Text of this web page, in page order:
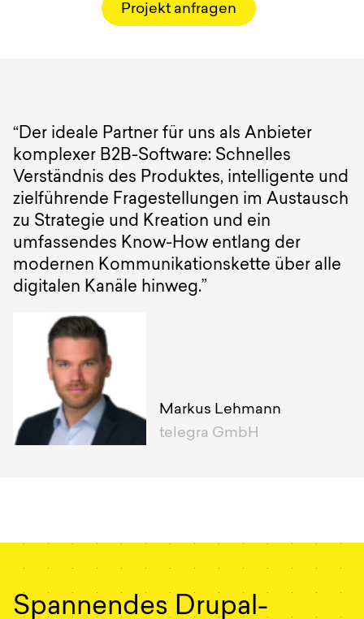
Projekt anfragen
“Der ideale Partner für uns als Anbieter
komplexer B2B-Software: Schnelles
Verständnis des Produktes, intelligente und
zielführende Fragestellungen im Austausch
zu Strategie und Kreation und ein
umfassendes Know-How entlang der
modernen Kommunikationskette über alle
digitalen Kanäle hinweg.”
Markus Lehmann
telegra GmbH
Spannendes Drupal-